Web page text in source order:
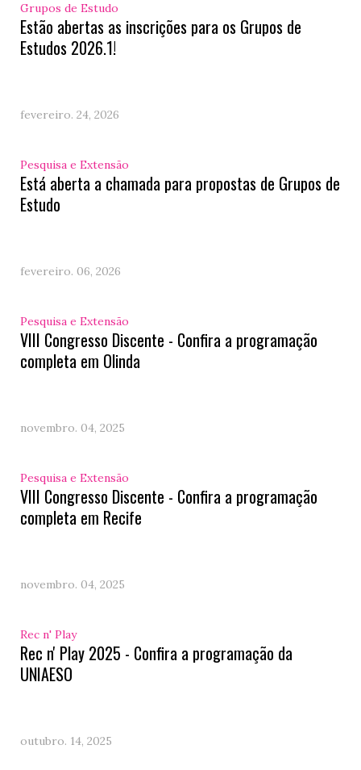
Grupos de Estudo
Estão abertas as inscrições para os Grupos de
Estudos 2026.1!
fevereiro. 24, 2026
Pesquisa e Extensão
Está aberta a chamada para propostas de Grupos de
Estudo
fevereiro. 06, 2026
Pesquisa e Extensão
VIII Congresso Discente - Confira a programação
completa em Olinda
novembro. 04, 2025
Pesquisa e Extensão
VIII Congresso Discente - Confira a programação
completa em Recife
novembro. 04, 2025
Rec n' Play
Rec n' Play 2025 - Confira a programação da
UNIAESO
outubro. 14, 2025